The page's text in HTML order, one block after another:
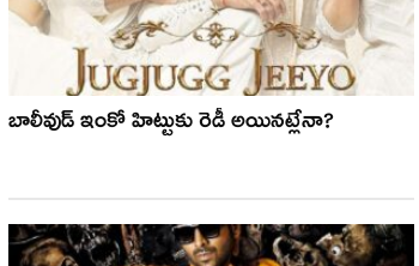
బాలీవుడ్ ఇంకో హిట్టుకు రెడీ అయిన‌ట్లేనా?